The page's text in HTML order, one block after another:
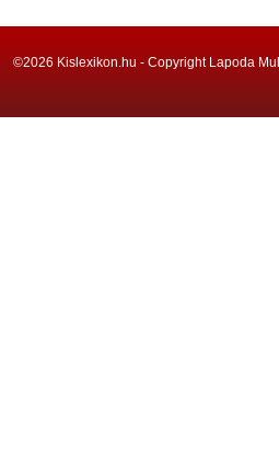
©2026 Kislexikon.hu - Copyright Lapoda